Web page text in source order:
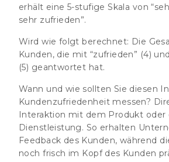
erhält eine 5-stufige Skala von
sehr zufrieden”.
Wird wie folgt berechnet: Die
Kunden, die mit “zufrieden” (4)
(5) geantwortet hat.
Wann und wie sollten Sie diesen
Kundenzufriedenheit messen?
Interaktion mit dem Produkt oder
Dienstleistung. So erhalten
Feedback des Kunden, während
noch frisch im Kopf des Kunden